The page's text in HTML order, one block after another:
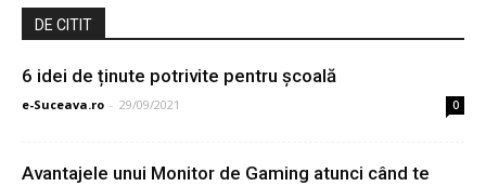
DE CITIT
6 idei de ținute potrivite pentru școală
e-Suceava.ro - 29/09/2021 0
Avantajele unui Monitor de Gaming atunci când te